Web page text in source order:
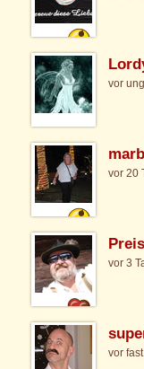
vor
vor 20
vor 3
vor